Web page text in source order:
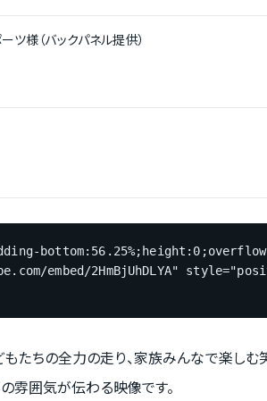
ツ様（バックパネル提供）
embed/2HmBjUhDLYA"
たちの全力の走り、家族みんなで楽しむ
囲気が伝わる映像です。